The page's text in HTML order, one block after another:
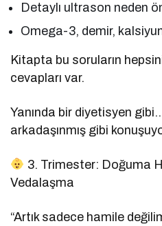
Detaylı ultrason neden
Omega-3, demir,
Kitapta bu soruların
cevapları var.
Yanında bir diyetisyen
arkadaşınmış gibi
3. Trimester: Doğuma
Vedalaşma
“Artık sadece hamile